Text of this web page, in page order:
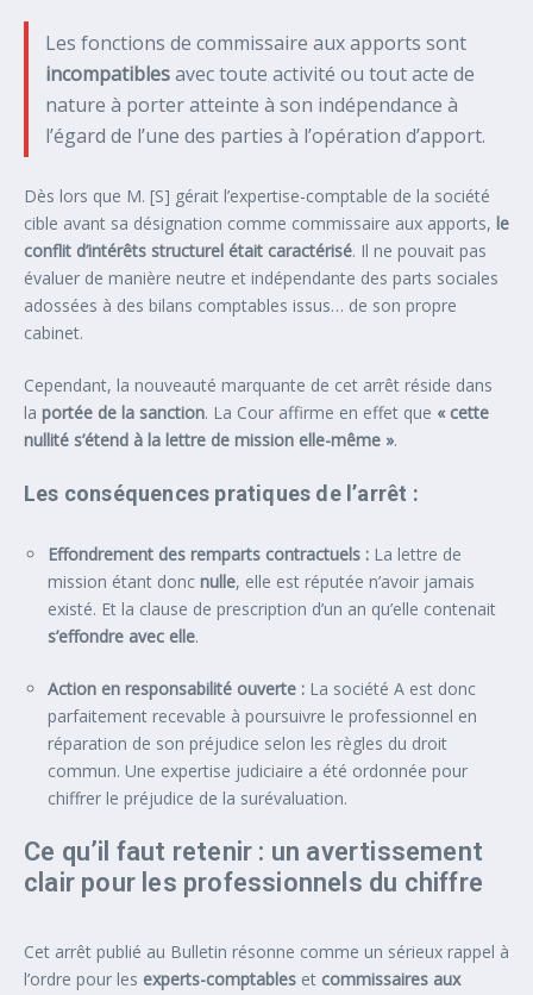
Les fonctions de commissaire aux apports sont
incompatiblesavec toute activité ou tout acte de
nature à porter atteinte à son indépendance à
l’égard de l’une des parties à l’opération d’apport.
Dès lors que M. [S] gérait l’expertise-comptable de la société
cible avant sa désignation comme commissaire aux apports, le
conflit d’intérêts structurel était caractérisé. Il ne pouvait pas
évaluer de manière neutre et indépendante des parts sociales
adossées à des bilans comptables issus… de son propre
cabinet.
Cependant, la nouveauté marquante de cet arrêt réside dans
la portée de la sanction. La Cour affirme en effet que « cette
nullité s’étend à la lettre de mission elle-même ».
Les conséquences pratiques de l’arrêt :
Effondrement des remparts contractuels : La lettre de
mission étant donc nulle, elle est réputée n’avoir jamais
existé. Et la clause de prescription d’un an qu’elle contenait
s’effondre avec elle.
Action en responsabilité ouverte : La société A est donc
parfaitement recevable à poursuivre le professionnel en
réparation de son préjudice selon les règles du droit
commun. Une expertise judiciaire a été ordonnée pour
chiffrer le préjudice de la surévaluation.
Ce qu’il faut retenir : un avertissement
clair pour les professionnels du chiffre
Cet arrêt publié au Bulletin résonne comme un sérieux rappel à
l’ordre pour les experts-comptables et commissaires aux